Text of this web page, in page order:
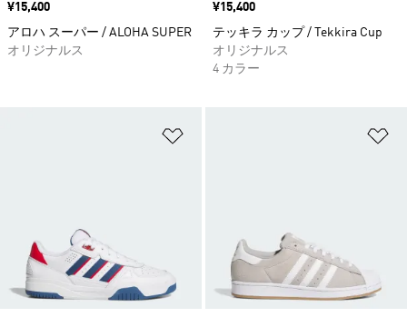
価格
¥15,400
アロハ スーパー / ALOHA SUPER
オリジナルス
価格
¥15,400
テッキラ カップ / Tekkira Cup
オリジナルス
4 カラー